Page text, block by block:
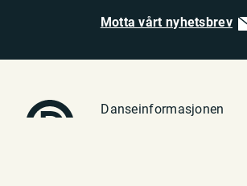
Motta vårt nyhetsbrev
Danseinformasjonen